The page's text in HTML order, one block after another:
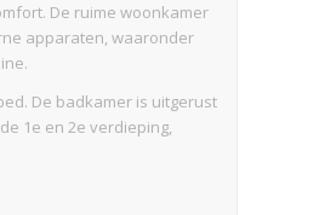
De ruime woonkamer
apparaten, waaronder
De badkamer is uitgerust
1e en 2e verdieping,